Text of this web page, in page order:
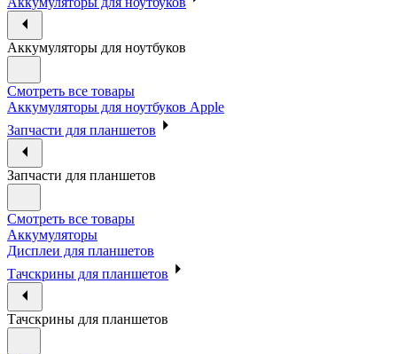
Аккумуляторы для ноутбуков
Смотреть все товары
Аккумуляторы для ноутбуков Apple
Запчасти для планшетов
Запчасти для планшетов
Смотреть все товары
Аккумуляторы
Дисплеи для планшетов
Тачскрины для планшетов
Тачскрины для планшетов